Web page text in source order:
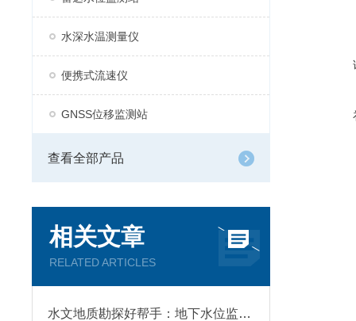
水深水温测量仪
便携式流速仪
GNSS位移监测站
查看全部产品
相关文章
RELATED ARTICLES
水文地质勘探好帮手：地下水位监测仪支持手机APP蓝牙接收，现场调试更便捷